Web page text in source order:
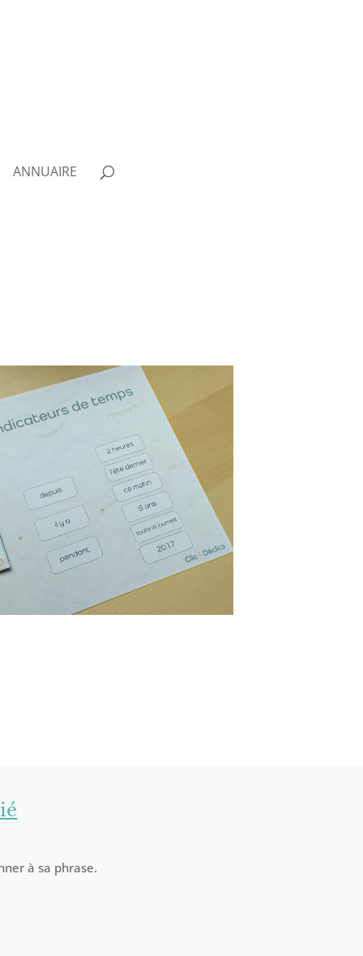
ANNUAIRE
à sa phrase.